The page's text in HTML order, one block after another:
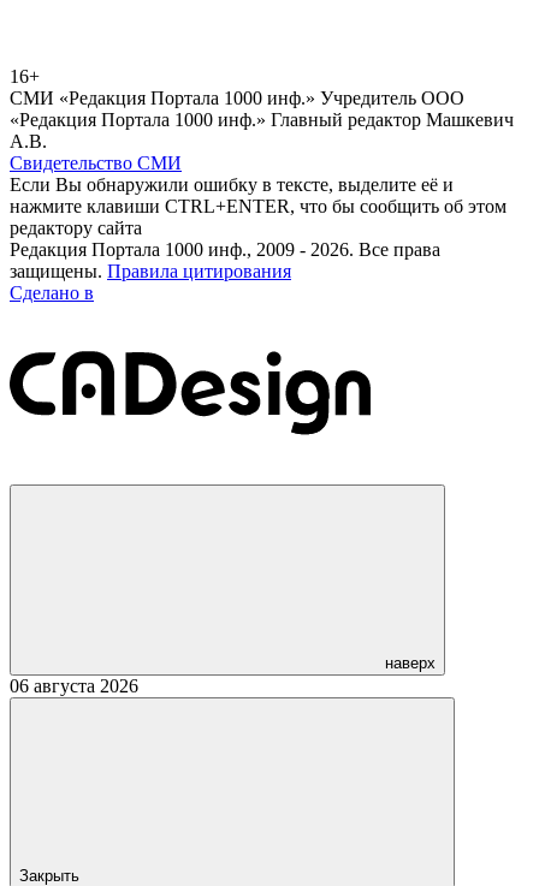
16+
СМИ «Редакция Портала 1000 инф.» Учредитель ООО
«Редакция Портала 1000 инф.» Главный редактор Машкевич
А.В.
Свидетельство СМИ
Если Вы обнаружили ошибку в тексте, выделите её и
нажмите клавиши CTRL+ENTER, что бы сообщить об этом
редактору сайта
Редакция Портала 1000 инф., 2009 - 2026. Все права
защищены. Правила цитирования
Сделано в
наверх
06 августа 2026
Закрыть